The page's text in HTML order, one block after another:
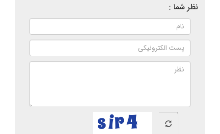
نظر شما :